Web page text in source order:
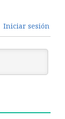
Iniciar sesión